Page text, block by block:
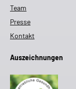
Team
Presse
Kontakt
Auszeichnungen